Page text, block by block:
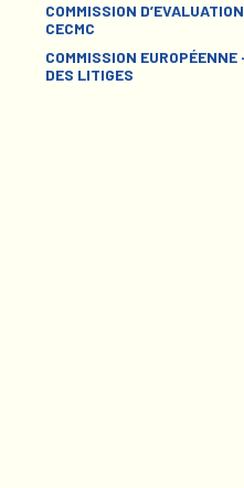
COMMISSION
CECMC
COMMISSION
DES LITIGES